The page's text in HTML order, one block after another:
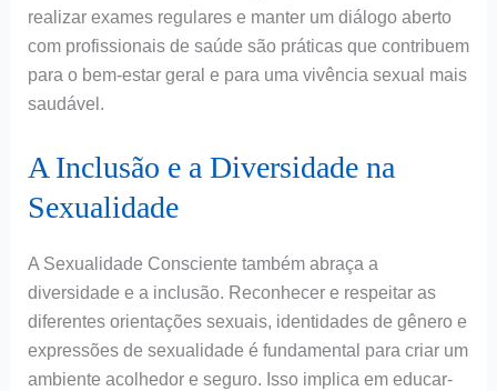
realizar exames regulares e manter um diálogo aberto
com profissionais de saúde são práticas que contribuem
para o bem-estar geral e para uma vivência sexual mais
saudável.
A Inclusão e a Diversidade na
Sexualidade
A Sexualidade Consciente também abraça a
diversidade e a inclusão. Reconhecer e respeitar as
diferentes orientações sexuais, identidades de gênero e
expressões de sexualidade é fundamental para criar um
ambiente acolhedor e seguro. Isso implica em educar-